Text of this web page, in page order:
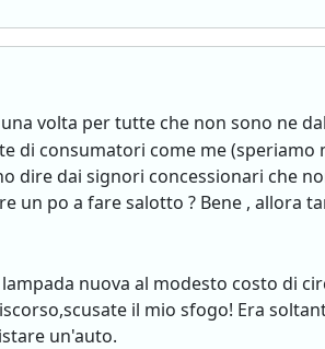
volta per tutte che non sono ne
consumatori come me (speriamo
dire dai signori concessionari che
po a fare salotto ? Bene , allora
nuova al modesto costo di
il mio sfogo! Era
un'auto.